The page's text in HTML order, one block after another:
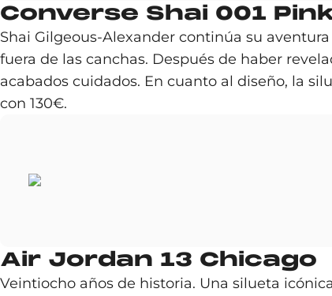
Converse Shai 001
Shai Gilgeous-Alexander continúa su
fuera de las canchas. Después de haber
acabados cuidados. En cuanto al diseño, la
con 130€.
Air Jordan 13 Chicago
Veintiocho años de historia. Una silueta